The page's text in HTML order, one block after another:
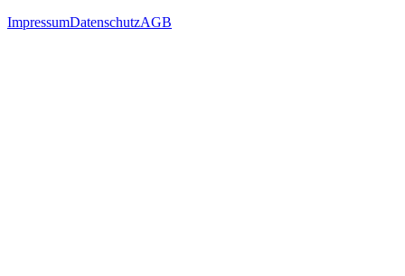
ImpressumDatenschutzAGB